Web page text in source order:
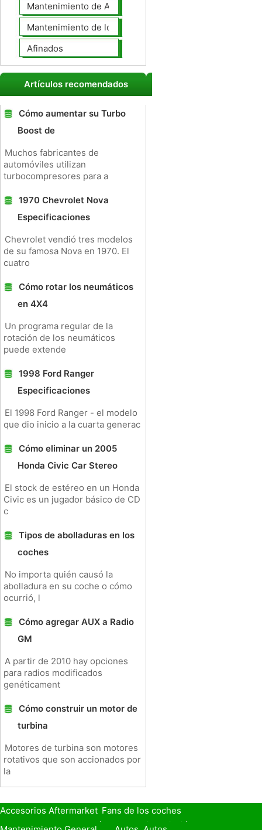
Mantenimiento de Automotores Profesional
Mantenimiento de los neumáticos
Afinados
Artículos recomendados
Cómo aumentar su Turbo
Boost de
Muchos fabricantes de
automóviles utilizan
turbocompresores para a
1970 Chevrolet Nova
Especificaciones
Chevrolet vendió tres modelos
de su famosa Nova en 1970. El
cuatro
Cómo rotar los neumáticos
en 4X4
Un programa regular de la
rotación de los neumáticos
puede extende
1998 Ford Ranger
Especificaciones
El 1998 Ford Ranger - el modelo
que dio inicio a la cuarta generac
Cómo eliminar un 2005
Honda Civic Car Stereo
El stock de estéreo en un Honda
Civic es un jugador básico de CD
c
Tipos de abolladuras en los
coches
No importa quién causó la
abolladura en su coche o cómo
ocurrió, l
Cómo agregar AUX a Radio
GM
A partir de 2010 hay opciones
para radios modificados
genéticament
Cómo construir un motor de
turbina
Motores de turbina son motores
rotativos que son accionados por
la
Accesorios Aftermarket Fans de los coches
Seguro de Coche
Préstamos y Financiación